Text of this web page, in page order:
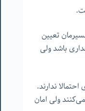
تعیین
باشد ولی
ندارند.
ولی امان